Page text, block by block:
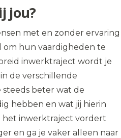
jou?
met en zonder ervaring
om hun vaardigheden te
inwerktraject wordt je
de verschillende
beter wat de
hebben en wat jij hierin
het inwerktraject vordert
en ga je vaker alleen naar